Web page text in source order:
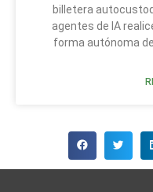
billetera
agentes de IA
forma autónoma